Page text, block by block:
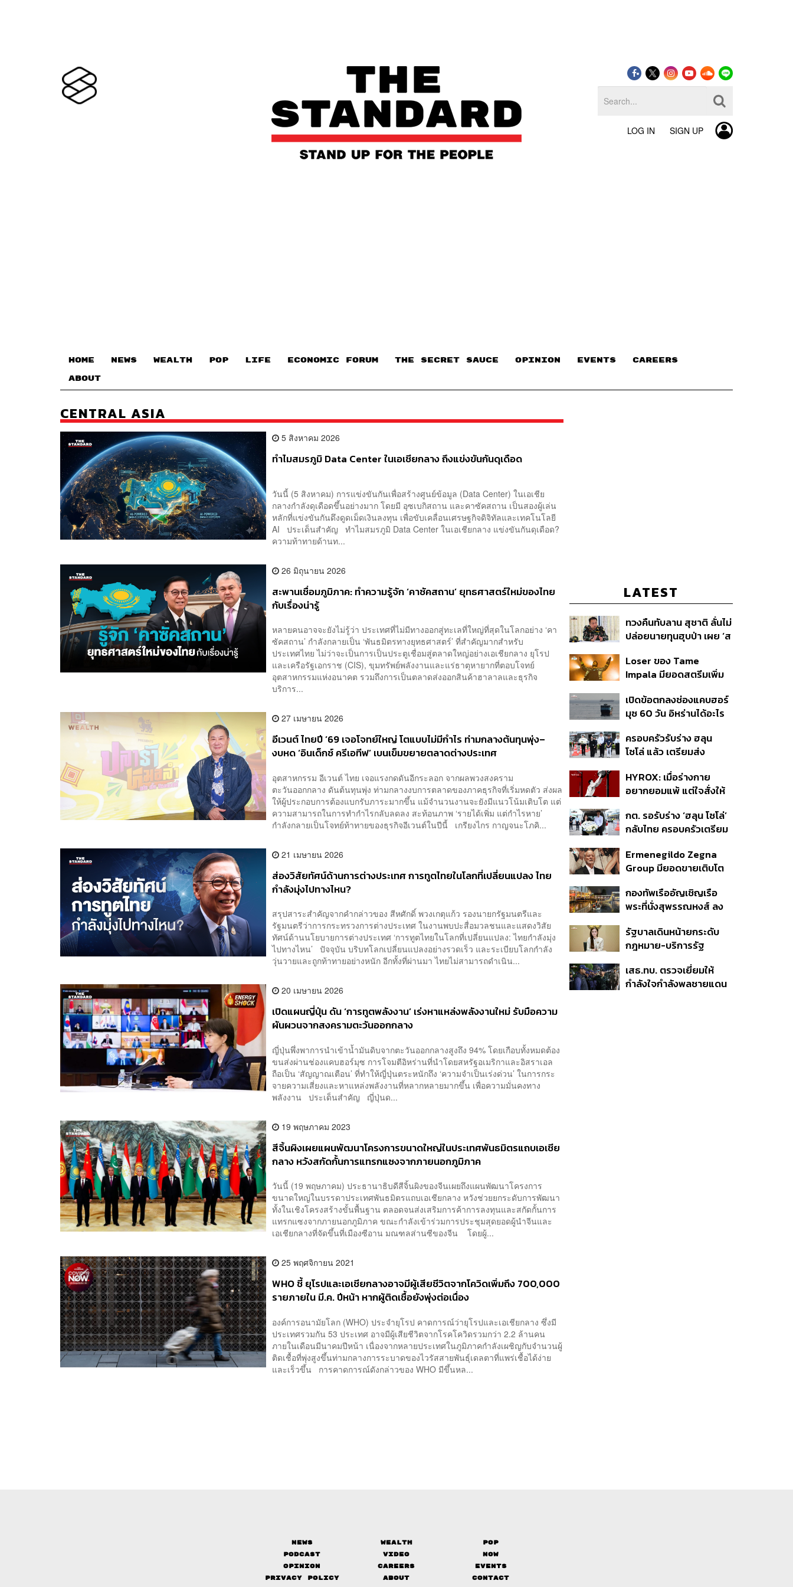
LOG IN SIGN UP
HOME NEWS WEALTH POP LIFE ECONOMIC FORUM THE SECRET SAUCE​ OPINION EVENTS CAREERS
ABOUT
CENTRAL ASIA
5 สิงหาคม 2026
ทำไมสมรภูมิ Data Center ในเอเชียกลาง ถึงแข่งขันกันดุเดือด
วันนี้ (5 สิงหาคม) การแข่งขันกันเพื่อสร้างศูนย์ข้อมูล (Data Center) ในเอเชีย
กลางกำลังดุเดือดขึ้นอย่างมาก โดยมี อุซเบกิสถาน และคาซัคสถาน เป็นสองผู้เล่น
หลักที่แข่งขันกันดึงดูดเม็ดเงินลงทุน เพื่อขับเคลื่อนเศรษฐกิจดิจิทัลและเทคโนโลยี
AI ประเด็นสำคัญ ทำไมสมรภูมิ Data Center ในเอเชียกลาง แข่งขันกันดุเดือด?
ความท้าทายด้านท...
26 มิถุนายน 2026
สะพานเชื่อมภูมิภาค: ทำความรู้จัก ‘คาซัคสถาน’ ยุทธศาสตร์ใหม่ของไทย
กับเรื่องน่ารู้
หลายคนอาจจะยังไม่รู้ว่า ประเทศที่ไม่มีทางออกสู่ทะเลที่ใหญ่ที่สุดในโลกอย่าง ‘คา
ซัคสถาน’ กำลังกลายเป็น ‘พันธมิตรทางยุทธศาสตร์’ ที่สำคัญมากสำหรับ
ประเทศไทย ไม่ว่าจะเป็นการเป็นประตูเชื่อมสู่ตลาดใหญ่อย่างเอเชียกลาง ยุโรป
และเครือรัฐเอกราช (CIS), ขุมทรัพย์พลังงานและแร่ธาตุหายากที่ตอบโจทย์
อุตสาหกรรมแห่งอนาคต รวมถึงการเป็นตลาดส่งออกสินค้าฮาลาลและธุรกิจ
บริการ...
27 เมษายน 2026
อีเวนต์ ไทยปี ’69 เจอโจทย์ใหญ่ โตแบบไม่มีกำไร ท่ามกลางต้นทุนพุ่ง–
งบหด ‘อินเด็กซ์ ครีเอทีฟ’ เบนเข็มขยายตลาดต่างประเทศ
อุตสาหกรรม อีเวนต์ ไทย เจอแรงกดดันอีกระลอก จากผลพวงสงคราม
ตะวันออกกลาง ดันต้นทุนพุ่ง ท่ามกลางงบการตลาดของภาคธุรกิจที่เริ่มหดตัว ส่งผล
ให้ผู้ประกอบการต้องแบกรับภาระมากขึ้น แม้จำนวนงานจะยังมีแนวโน้มเติบโต แต่
ความสามารถในการทำกำไรกลับลดลง สะท้อนภาพ ‘รายได้เพิ่ม แต่กำไรหาย’
กำลังกลายเป็นโจทย์ท้าทายของธุรกิจอีเวนต์ในปีนี้ เกรียงไกร กาญจนะโภคิ...
21 เมษายน 2026
ส่องวิสัยทัศน์ด้านการต่างประเทศ การทูตไทยในโลกที่เปลี่ยนแปลง ไทย
กำลังมุ่งไปทางไหน?
สรุปสาระสำคัญจากคำกล่าวของ สีหศักดิ์ พวงเกตุแก้ว รองนายกรัฐมนตรีและ
รัฐมนตรีว่าการกระทรวงการต่างประเทศ ในงานพบปะสื่อมวลชนและแสดงวิสัย
ทัศน์ด้านนโยบายการต่างประเทศ ‘การทูตไทยในโลกที่เปลี่ยนแปลง: ไทยกำลังมุ่ง
ไปทางไหน’ ปัจจุบัน บริบทโลกเปลี่ยนแปลงอย่างรวดเร็ว และระเบียบโลกกำลัง
วุ่นวายและถูกท้าทายอย่างหนัก อีกทั้งที่ผ่านมา ไทยไม่สามารถดำเนิน...
20 เมษายน 2026
เปิดแผนญี่ปุ่น ดัน ‘การทูตพลังงาน’ เร่งหาแหล่งพลังงานใหม่ รับมือความ
ผันผวนจากสงครามตะวันออกกลาง
ญี่ปุ่นพึ่งพาการนำเข้าน้ำมันดิบจากตะวันออกกลางสูงถึง 94% โดยเกือบทั้งหมดต้อง
ขนส่งผ่านช่องแคบฮอร์มุซ การโจมตีอิหร่านที่นำโดยสหรัฐอเมริกาและอิสราเอล
ถือเป็น ‘สัญญาณเตือน’ ที่ทำให้ญี่ปุ่นตระหนักถึง ‘ความจำเป็นเร่งด่วน’ ในการกระ
จายความเสี่ยงและหาแหล่งพลังงานที่หลากหลายมากขึ้น เพื่อความมั่นคงทาง
พลังงาน ประเด็นสำคัญ ญี่ปุ่นด...
19 พฤษภาคม 2023
สีจิ้นผิงเผยแผนพัฒนาโครงการขนาดใหญ่ในประเทศพันธมิตรแถบเอเชีย
กลาง หวังสกัดกั้นการแทรกแซงจากภายนอกภูมิภาค
วันนี้ (19 พฤษภาคม) ประธานาธิบดีสีจิ้นผิงของจีนเผยถึงแผนพัฒนาโครงการ
ขนาดใหญ่ในบรรดาประเทศพันธมิตรแถบเอเชียกลาง หวังช่วยยกระดับการพัฒนา
ทั้งในเชิงโครงสร้างขั้นพื้นฐาน ตลอดจนส่งเสริมการค้าการลงทุนและสกัดกั้นการ
แทรกแซงจากภายนอกภูมิภาค ขณะกำลังเข้าร่วมการประชุมสุดยอดผู้นำจีนและ
เอเชียกลางที่จัดขึ้นที่เมืองซีอาน มณฑลส่านซีของจีน โดยผู้...
25 พฤศจิกายน 2021
WHO ชี้ ยุโรปและเอเชียกลางอาจมีผู้เสียชีวิตจากโควิดเพิ่มถึง 700,000
รายภายใน มี.ค. ปีหน้า หากผู้ติดเชื้อยังพุ่งต่อเนื่อง
องค์การอนามัยโลก (WHO) ประจำยุโรป คาดการณ์ว่ายุโรปและเอเชียกลาง ซึ่งมี
ประเทศรวมกัน 53 ประเทศ อาจมีผู้เสียชีวิตจากโรคโควิดรวมกว่า 2.2 ล้านคน
ภายในเดือนมีนาคมปีหน้า เนื่องจากหลายประเทศในภูมิภาคกำลังเผชิญกับจำนวนผู้
ติดเชื้อที่พุ่งสูงขึ้นท่ามกลางการระบาดของไวรัสสายพันธุ์เดลตาที่แพร่เชื้อได้ง่าย
และเร็วขึ้น การคาดการณ์ดังกล่าวของ WHO มีขึ้นหล...
LATEST
ทวงคืนทับลาน สุชาติ ลั่นไม่
ปล่อยนายทุนฮุบป่า เผย ‘ส
40% เตือนผู้ฝ่าฝืนเจอขั้น
เด็ดขาด
Loser ของ Tame
Impala มียอดสตรีมเพิ่ม
ประกอบ Spider-Man
เปิดข้อตกลงช่องแคบฮอร์
มุซ 60 วัน อิหร่านได้อะไร
ครอบครัวรับร่าง ฮลุน
โซโล่ แล้ว เตรียมส่ง
ชีวิต
HYROX: เมื่อร่างกาย
อยากยอมแพ้ แต่ใจสั่งให้
Self-Commitment ที่น่า
ลอง
กต. รอรับร่าง ‘ฮลุน โซโล่’
กลับไทย ครอบครัวเตรียม
Ermenegildo Zegna
Group มียอดขายเติบโต
ของปีนี้
กองทัพเรืออัญเชิญเรือ
พระที่นั่งสุพรรณหงส์ ลง
พยุหยาตราทางชลมารค ปี
2569
รัฐบาลเดินหน้ายกระดับ
กฎหมาย-บริการรัฐ
หลากหลายทางเพศ ดัน
ความเท่าเทียมตั้งแต่
เสธ.ทบ. ตรวจเยี่ยมให้
กำลังใจกำลังพลชายแดน
News Wealth
Pop
Podcast
Video
Now
Opinion
Careers
Events
Privacy Policy
About
Contact